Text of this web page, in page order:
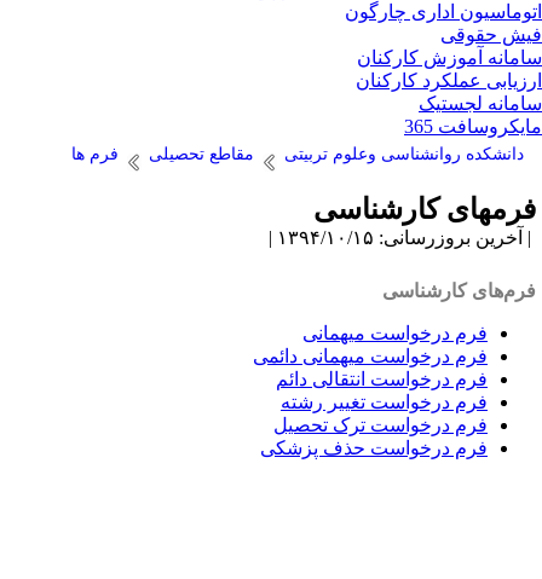
اداری چارگون
حقوقی
آموزش کارکنان
عملکرد کارکنان
لجستیک
365
دانشکده روانشناسی وعلوم تربیتی مقاطع تحصیلی فرم ها
کارشناسی
بروزرسانی: ۱۳۹۴/۱۰/۱۵ |
کارشناسی
فرم درخواست میهمانی
فرم درخواست میهمانی دائمی
فرم درخواست انتقالی دائم
فرم درخواست تغییر رشته
فرم درخواست ترک تحصیل
فرم درخواست حذف پزشکی